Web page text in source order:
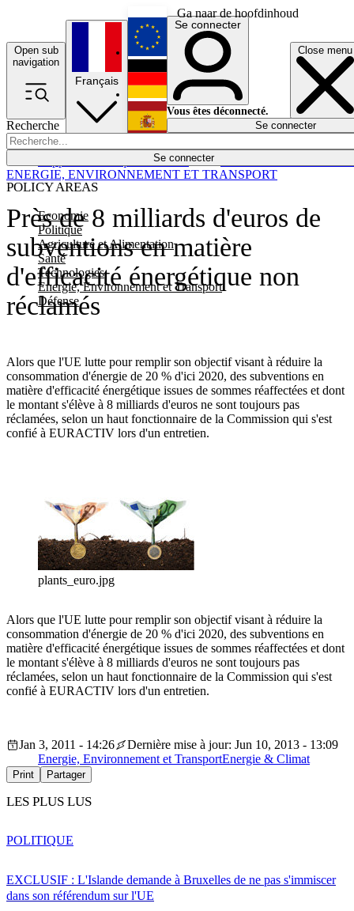
Ga naar de hoofdinhoud
Open sub
navigation
Close menu
Recherche
Se connecter
POLICY AREAS
Economie
Politique
Agriculture et Alimentation
Santé
Technologies
Energie, Environnement et Transport
Défense
Économie
Français
English
Deutsch
Español
Se connecter
Vous êtes déconnecté.
Se connecter
Près de 8 milliards d'euros de
subventions en matière
d'efficacité énergétique non
réclamés
Alors que l'UE lutte pour remplir son objectif visant à réduire la
consommation d'énergie de 20 % d'ici 2020, des subventions en
matière d'efficacité énergétique issues de sommes réaffectées et dont
le montant s'élève à 8 milliards d'euros ne sont toujours pas
réclamées, selon un haut fonctionnaire de la Commission qui s'est
confié à EURACTIV lors d'un entretien.
ENERGIE, ENVIRONNEMENT ET TRANSPORT
plants_euro.jpg
Alors que l'UE lutte pour remplir son objectif visant à réduire la
consommation d'énergie de 20 % d'ici 2020, des subventions en
matière d'efficacité énergétique issues de sommes réaffectées et dont
le montant s'élève à 8 milliards d'euros ne sont toujours pas
réclamées, selon un haut fonctionnaire de la Commission qui s'est
confié à EURACTIV lors d'un entretien.
Jan 3, 2011 - 14:26
Dernière mise à jour: Jun 10, 2013 - 13:09
Energie, Environnement et TransportEnergie & Climat
Print Partager
LES PLUS LUS
EXCLUSIF : L'Islande demande à Bruxelles de ne pas s'immiscer
dans son référendum sur l'UE
POLITIQUE